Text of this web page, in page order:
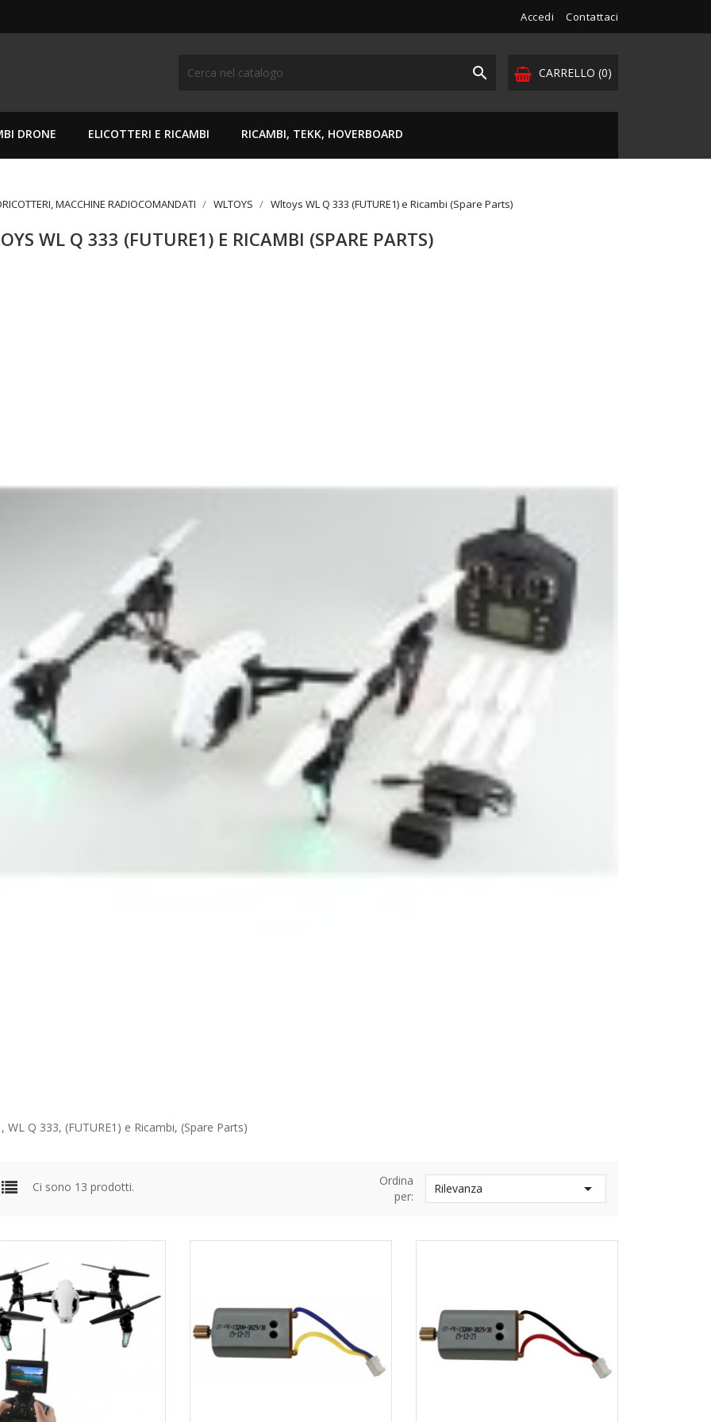
Accedi Contattaci
CARRELLO (0)

DRONE ELICOTTERI E RICAMBI RICAMBI, TEKK, HOVERBOARD
MACCHINE RADIOCOMANDATI WLTOYS Wltoys WL Q 333 (FUTURE1) e Ricambi (Spare Parts)
WL Q 333 (FUTURE1) E RICAMBI (SPARE PARTS)
WL Q 333, (FUTURE1) e Ricambi, (Spare Parts)
Ci sono 13 prodotti.
Ordina
per:
Rilevanza 